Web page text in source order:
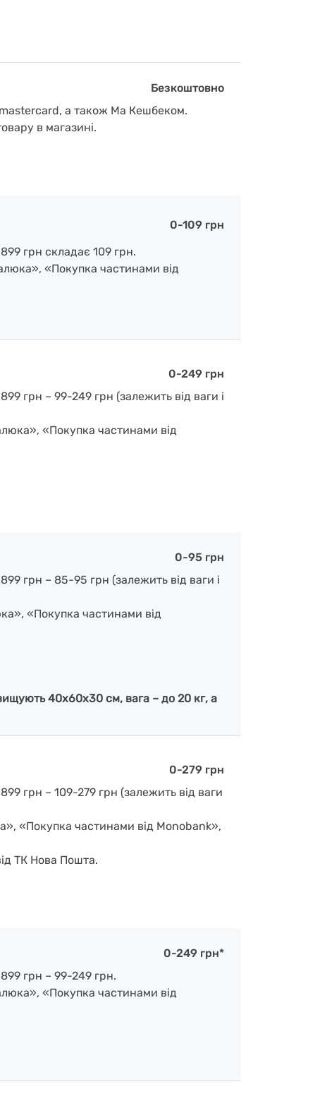
Безкоштовно
mastercard, а також Ма Кешбеком.
в магазині.
0-109 грн
грн складає 109 грн.
«Покупка частинами від
0-249 грн
грн – 99-249 грн (залежить від ваги і
«Покупка частинами від
0-95 грн
грн – 85-95 грн (залежить від ваги і
«Покупка частинами від
40х60х30 см, вага – до 20 кг, а
0-279 грн
грн – 109-279 грн (залежить від ваги
«Покупка частинами від Monobank»,
ТК Нова Пошта.
0-249 грн*
грн – 99-249 грн.
«Покупка частинами від